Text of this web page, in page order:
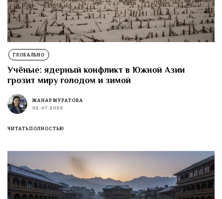
ГЛОБАЛЬНО
Учёные: ядерный конфликт в Южной Азии
грозит миру голодом и зимой
ЖАНАР МУРАТОВА
02.07.2026
ЧИТАТЬ ПОЛНОСТЬЮ